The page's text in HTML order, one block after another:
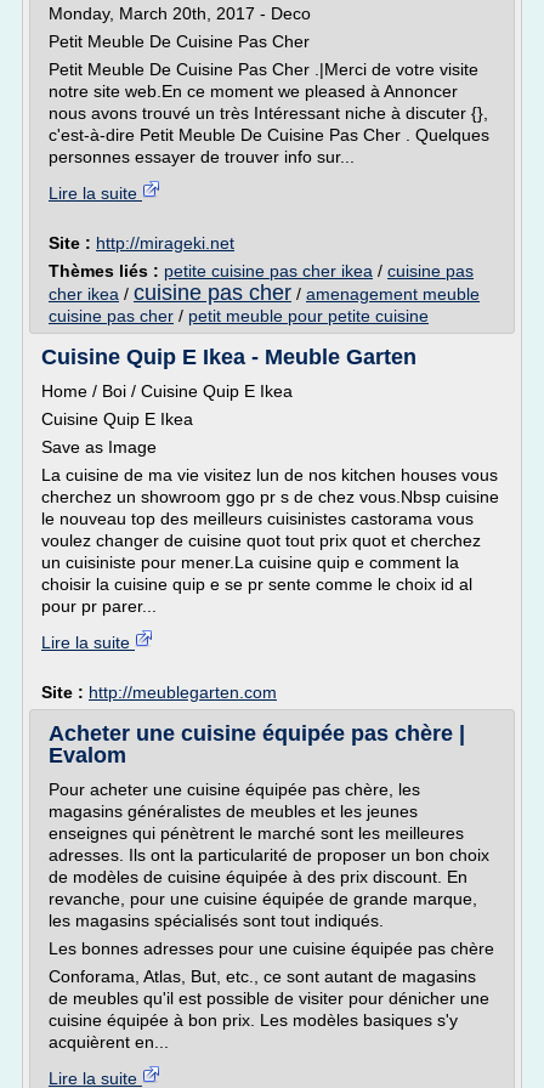
Monday, March 20th, 2017 - Deco
Petit Meuble De Cuisine Pas Cher
Petit Meuble De Cuisine Pas Cher .|Merci de votre visite
notre site web.En ce moment we pleased à Annoncer
nous avons trouvé un très Intéressant niche à discuter {},
c'est-à-dire Petit Meuble De Cuisine Pas Cher . Quelques
personnes essayer de trouver info sur...
Lire la suite
Site : http://mirageki.net
Thèmes liés : petite cuisine pas cher ikea / cuisine pas
cher ikea / cuisine pas cher / amenagement meuble
cuisine pas cher / petit meuble pour petite cuisine
Cuisine Quip E Ikea - Meuble Garten
Home / Boi / Cuisine Quip E Ikea
Cuisine Quip E Ikea
Save as Image
La cuisine de ma vie visitez lun de nos kitchen houses vous
cherchez un showroom ggo pr s de chez vous.Nbsp cuisine
le nouveau top des meilleurs cuisinistes castorama vous
voulez changer de cuisine quot tout prix quot et cherchez
un cuisiniste pour mener.La cuisine quip e comment la
choisir la cuisine quip e se pr sente comme le choix id al
pour pr parer...
Lire la suite
Site : http://meublegarten.com
Acheter une cuisine équipée pas chère |
Evalom
Pour acheter une cuisine équipée pas chère, les
magasins généralistes de meubles et les jeunes
enseignes qui pénètrent le marché sont les meilleures
adresses. Ils ont la particularité de proposer un bon choix
de modèles de cuisine équipée à des prix discount. En
revanche, pour une cuisine équipée de grande marque,
les magasins spécialisés sont tout indiqués.
Les bonnes adresses pour une cuisine équipée pas chère
Conforama, Atlas, But, etc., ce sont autant de magasins
de meubles qu'il est possible de visiter pour dénicher une
cuisine équipée à bon prix. Les modèles basiques s'y
acquièrent en...
Lire la suite